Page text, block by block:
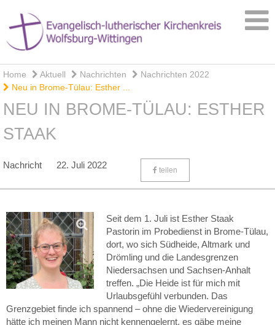
Home Aktuell Nachrichten
Nachrichten 2022
Neu in Brome-Tülau: Esther ...
NEU IN BROME-TÜLAU: ESTHER
STAAK
Nachricht 22. Juli 2022 teilen
Seit dem 1. Juli ist Esther Staak
Pastorin im Probedienst in Brome-Tülau,
dort, wo sich Südheide, Altmark und
Drömling und die Landesgrenzen
Niedersachsen und Sachsen-Anhalt
treffen. „Die Heide ist für mich mit
Urlaubsgefühl verbunden. Das
Grenzgebiet finde ich spannend – ohne die Wiedervereinigung
hätte ich meinen Mann nicht kennengelernt, es gäbe meine